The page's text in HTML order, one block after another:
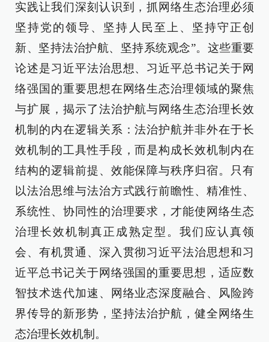
实践让我们深刻认识到，抓网络生态治理必须
坚持党的领导、坚持人民至上、坚持守正创
新、坚持法治护航、坚持系统观念”。这些重要
论述是习近平法治思想、习近平总书记关于网
络强国的重要思想在网络生态治理领域的聚焦
与扩展，揭示了法治护航与网络生态治理长效
机制的内在逻辑关系：法治护航并非外在于长
效机制的工具性手段，而是构成长效机制内在
结构的逻辑前提、效能保障与秩序归宿。只有
以法治思维与法治方式践行前瞻性、精准性、
系统性、协同性的治理要求，才能使网络生态
治理长效机制真正成熟定型。我们应认真领
会、有机贯通、深入贯彻习近平法治思想和习
近平总书记关于网络强国的重要思想，适应数
智技术迭代加速、网络业态深度融合、风险跨
界传导的新形势，坚持法治护航，健全网络生
态治理长效机制。